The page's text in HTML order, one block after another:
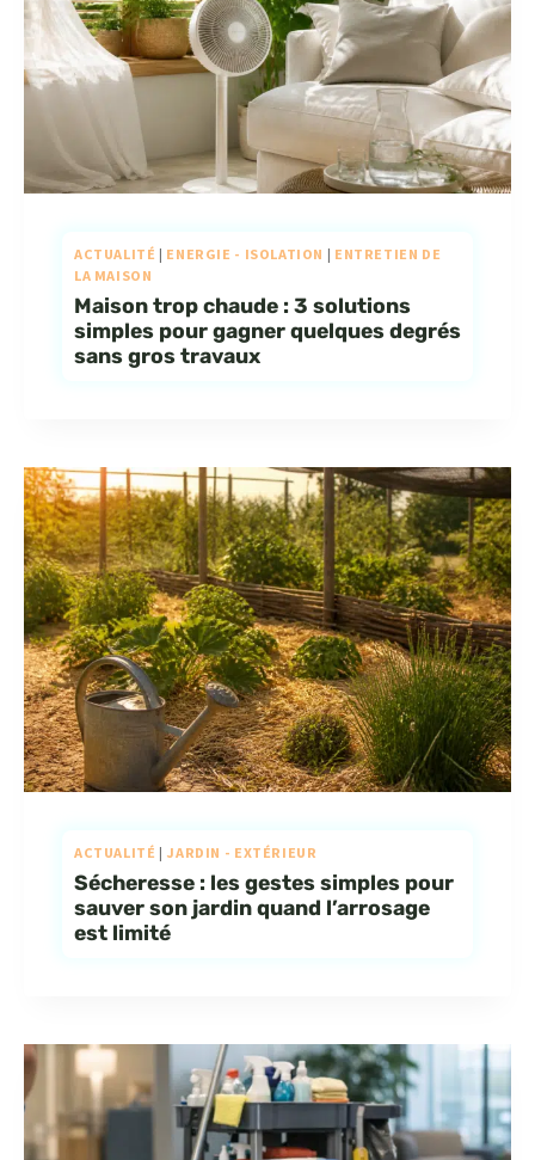
ACTUALITÉ | ENERGIE - ISOLATION | ENTRETIEN DE
LA MAISON
Maison trop chaude : 3 solutions
simples pour gagner quelques degrés
sans gros travaux
ACTUALITÉ | JARDIN - EXTÉRIEUR
Sécheresse : les gestes simples pour
sauver son jardin quand l’arrosage
est limité